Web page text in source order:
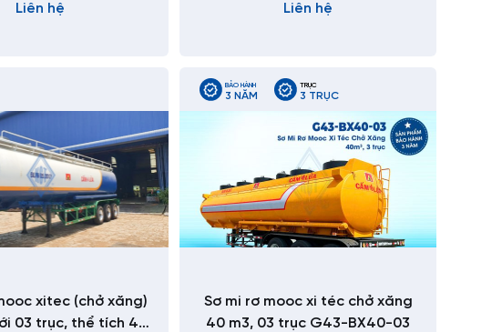
Liên hệ
Liên hệ
xitec (chở xăng)
03 trục, thể tích 43
BẢO HÀNH
3 NĂM
TRỤC
3 TRỤC
Sơ mi rơ mooc xi téc chở xăng
40 m3, 03 trục G43-BX40-03